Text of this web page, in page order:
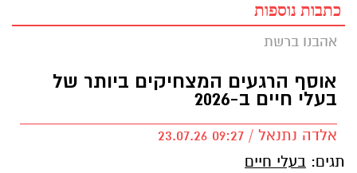
כתבות נוספות
אהבנו ברשת
אוסף הרגעים המצחיקים ביותר של
בעלי חיים ב-2026
אלדה נתנאל / 09:27 23.07.26
תגים: בעלי חיים